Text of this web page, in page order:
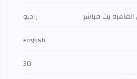
القاهرة بث مباشر
راديو
english
30